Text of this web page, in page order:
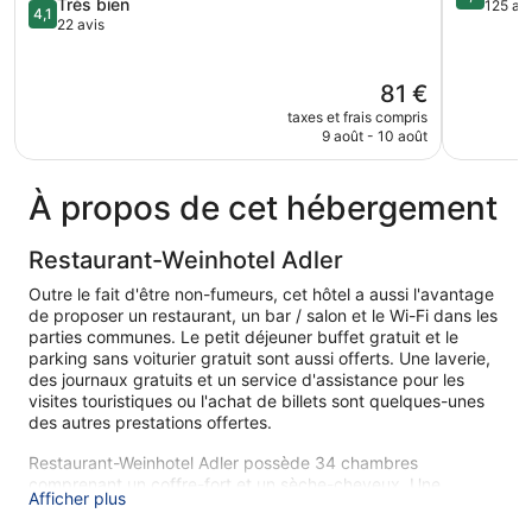
am
Kaiserstuhl
sur
4,1
22 avis
Le
nouveau
prix
81 €
taxes et frais compris
9 août - 10 août
sur 125
À propos de cet hébergement
Restaurant-Weinhotel Adler
Outre le fait d'être non-fumeurs, cet hôtel a aussi l'avantage
de proposer un restaurant, un bar / salon et le Wi-Fi dans les
parties communes. Le petit déjeuner buffet gratuit et le
parking sans voiturier gratuit sont aussi offerts. Une laverie,
des journaux gratuits et un service d'assistance pour les
visites touristiques ou l'achat de billets sont quelques-unes
des autres prestations offertes.
Restaurant-Weinhotel Adler possède 34 chambres
comprenant un coffre-fort et un sèche-cheveux. Une
télévision à écran plat est disponible dans les chambres.
Afficher plus